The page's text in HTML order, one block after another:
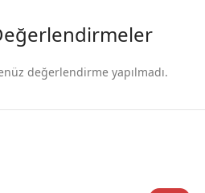
Dili :
değerlendirme yapılmadı.